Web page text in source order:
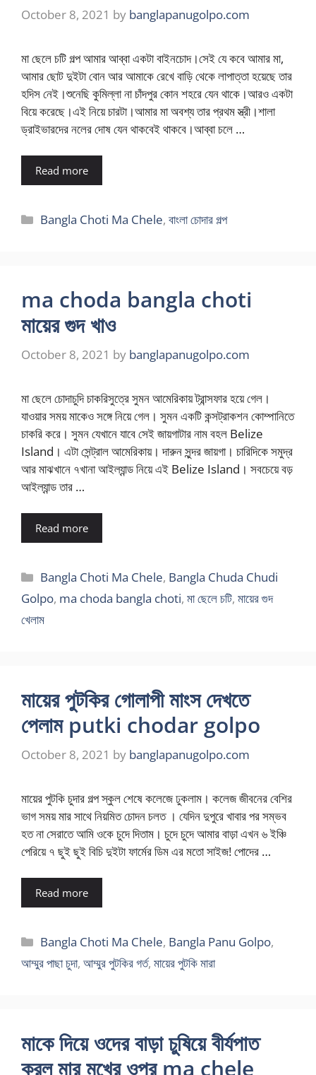
October 8, 2021 by banglapanugolpo.com
মা ছেলে চটি গল্প আমার আব্বা একটা বাইনচোদ।সেই যে কবে আমার মা,
আমার ছোট ‍দুইটা বোন আর আমাকে রেখে বাড়ি থেকে লাপাত্তা হয়েছে তার
হদিস নেই।শুনেছি কুমিল্লা না চাঁদপুর কোন শহরে যেন থাকে।আরও একটা
বিয়ে করেছে।এই নিয়ে চারটা।আমার মা অবশ্য তার প্রথম স্ত্রী।শালা
ড্রাইভারদের নলের দোষ যেন থাকবেই থাকবে।আব্বা চলে …
Read more
Categories
Bangla Choti Ma Chele,বাংলা চোদার গল্প
ma choda bangla choti
মায়ের গুদ খাও
October 8, 2021 by banglapanugolpo.com
মা ছেলে চোদাচুদি চাকরিসুত্রে সুমন আমেরিকায় ট্রান্সফার হয়ে গেল।
যাওয়ার সময় মাকেও সঙ্গে নিয়ে গেল। সুমন একটি কন্সট্রাকশন কোম্পানিতে
চাকরি করে। সুমন যেখানে যাবে সেই জায়গাটার নাম বহল Belize
Island। এটা সেন্ট্রাল আমেরিকায়। দারুন সুন্দর জায়গা। চারিদিকে সমুদ্র
আর মাঝখানে ৭খানা আইল্যান্ড নিয়ে এই Belize Island। সবচেয়ে বড়
আইল্যান্ড তার …
Read more
Categories
Bangla Choti Ma Chele, Bangla Chuda Chudi
Golpo, ma choda bangla choti, মা ছেলে চটি, মায়ের গুদ
খেলাম
মায়ের পুটকির গোলাপী মাংস দেখতে
পেলাম putki chodar golpo
October 8, 2021 by banglapanugolpo.com
মায়ের পুটকি চুদার গল্প স্কুল শেষে কলেজে ঢুকলাম। কলেজ জীবনের বেশির
ভাগ সময় মার সাথে নিয়মিত চোদন চলত । যেদিন দুপুরে খাবার পর সম্ভব
হত না সেরাতে আমি ওকে চুদে দিতাম। চুদে চুদে আমার বাড়া এখন ৬ ইঞ্চি
পেরিয়ে ৭ ছুই ছুই বিচি দুইটা ফার্মের ডিম এর মতো সাইজ! পোদের …
Read more
Categories
Bangla Choti Ma Chele, Bangla Panu Golpo,
আম্মুর পাছা চুদা, আম্মুর পুটকির গর্ত, মায়ের পুটকি মারা
মাকে দিয়ে ওদের বাড়া চুষিয়ে বীর্যপাত
করল মার মুখের ওপর ma chele